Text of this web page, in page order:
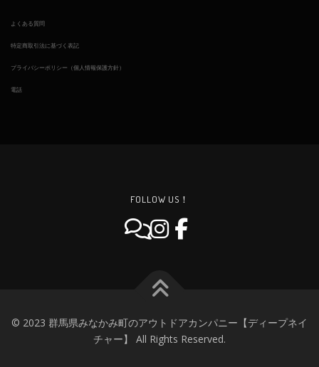
よくある質問
特定商取引法に基づく表記
プライバシーポリシー（個人情報保護方針）
電話
FOLLOW US！
© 2023 群馬県みなかみ町のアウトドアカンパニー【ディープネイ
チャー】 All Rights Reserved.